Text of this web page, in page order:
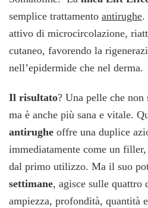
semplice trattamento antirughe.
attivo di microcircolazione,
cutaneo, favorendo la
nell’epidermide che nel derma.
Il risultato? Una pelle che
ma è anche più sana e vitale.
antirughe offre una duplice
immediatamente come un
dal primo utilizzo. Ma il suo
settimane, agisce sulle quattro
ampiezza, profondità, quantità